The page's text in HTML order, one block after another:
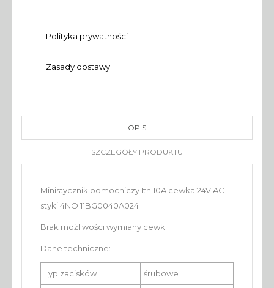
Polityka prywatności
Zasady dostawy
OPIS
SZCZEGÓŁY PRODUKTU
Ministycznik pomocniczy Ith 10A cewka 24V AC
styki 4NO 11BG0040A024
Brak możliwości wymiany cewki.
Dane techniczne:
Typ zacisków śrubowe